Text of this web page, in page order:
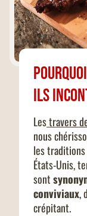
ils
Lestravers
nous
les traditions
États-Unis,
sont
conviviaux,
crépitant.